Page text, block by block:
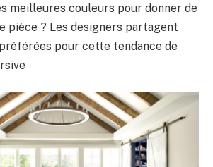
meilleures couleurs pour donner de
pièce ? Les designers partagent
pour cette tendance de